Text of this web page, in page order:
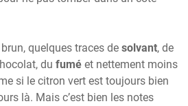
brun, quelques traces de solvant, de
du fumé et nettement moins
si le citron vert est toujours bien
là. Mais c’est bien les notes